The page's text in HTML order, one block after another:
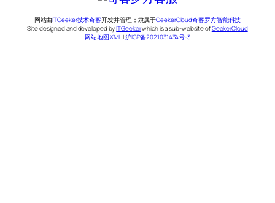
网站由ITGeeker技术奇客开发并管理；隶属于GeekerCloud奇客罗方智能科技
Site designed and developed byITGeekerwhich is a sub-website ofGeekerCloud
网站地图 XML |沪ICP备2021031434号-3